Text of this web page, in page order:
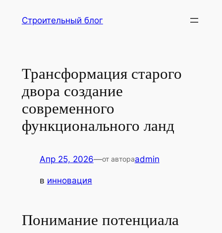
Строительный блог
Трансформация старого
двора создание
современного
функционального ланд
Апр 25, 2026—от автораadmin
в инновация
Понимание потенциала